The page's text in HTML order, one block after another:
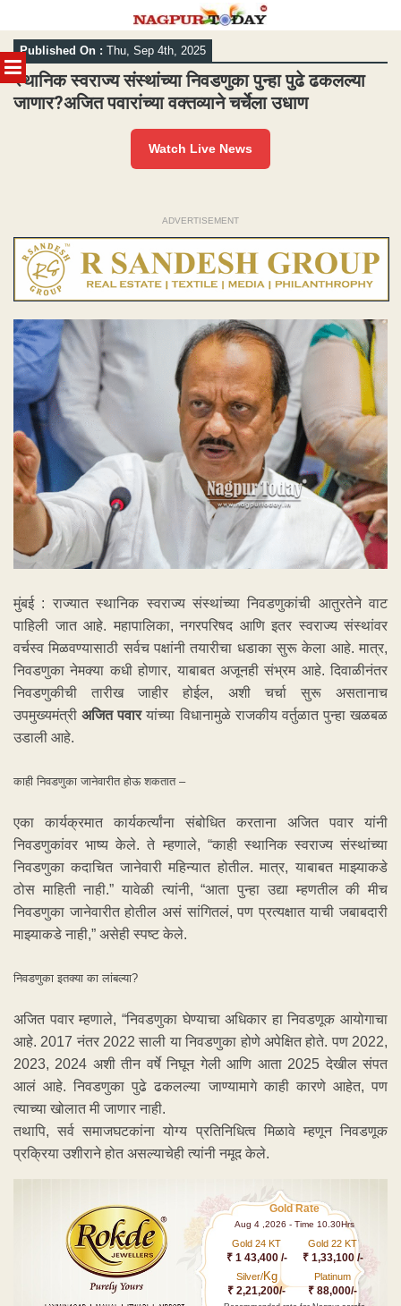
MENU
Skip
to
content
Published On : Thu, Sep 4th, 2025
स्थानिक स्वराज्य संस्थांच्या निवडणुका पुन्हा पुढे ढकलल्या
जाणार?अजित पवारांच्या वक्तव्याने चर्चेला उधाण
Watch Live News
ADVERTISEMENT
मुंबई : राज्यात स्थानिक स्वराज्य संस्थांच्या निवडणुकांची आतुरतेने वाट
पाहिली जात आहे. महापालिका, नगरपरिषद आणि इतर स्वराज्य संस्थांवर
वर्चस्व मिळवण्यासाठी सर्वच पक्षांनी तयारीचा धडाका सुरू केला आहे. मात्र,
निवडणुका नेमक्या कधी होणार, याबाबत अजूनही संभ्रम आहे. दिवाळीनंतर
निवडणुकीची तारीख जाहीर होईल, अशी चर्चा सुरू असतानाच
उपमुख्यमंत्रीअजित पवारयांच्या विधानामुळे राजकीय वर्तुळात पुन्हा खळबळ
उडाली आहे.
काही निवडणुका जानेवारीत होऊ शकतात –
एका कार्यक्रमात कार्यकर्त्यांना संबोधित करताना अजित पवार यांनी
निवडणुकांवर भाष्य केले. ते म्हणाले, “काही स्थानिक स्वराज्य संस्थांच्या
निवडणुका कदाचित जानेवारी महिन्यात होतील. मात्र, याबाबत माझ्याकडे
ठोस माहिती नाही.” यावेळी त्यांनी, “आता पुन्हा उद्या म्हणतील की मीच
निवडणुका जानेवारीत होतील असं सांगितलं, पण प्रत्यक्षात याची जबाबदारी
माझ्याकडे नाही,” असेही स्पष्ट केले.
निवडणुका इतक्या का लांबल्या?
अजित पवार म्हणाले, “निवडणुका घेण्याचा अधिकार हा निवडणूक आयोगाचा
आहे. 2017 नंतर 2022 साली या निवडणुका होणे अपेक्षित होते. पण 2022,
2023, 2024 अशी तीन वर्षे निघून गेली आणि आता 2025 देखील संपत
आलं आहे. निवडणुका पुढे ढकलल्या जाण्यामागे काही कारणे आहेत, पण
त्याच्या खोलात मी जाणार नाही.
तथापि, सर्व समाजघटकांना योग्य प्रतिनिधित्व मिळावे म्हणून निवडणूक
प्रक्रिया उशीराने होत असल्याचेही त्यांनी नमूद केले.
Gold Rate
Aug 4 ,2026 - Time 10.30Hrs
Gold 24 KT
₹ 1 43,400 /-
Gold 22 KT
₹ 1,33,100 /-
Silver/Kg
₹ 2,21,200/-
Platinum
₹ 88,000/-